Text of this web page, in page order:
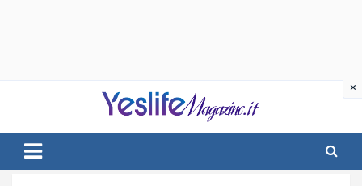
notizie di intrattenimento